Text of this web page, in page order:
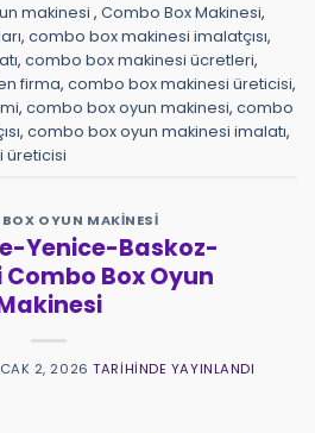
makinesi , Combo Box Makinesi,
, combo box makinesi imalatçısı,
, combo box makinesi ücretleri,
firma, combo box makinesi üreticisi,
, combo box oyun makinesi, combo
, combo box oyun makinesi imalatı,
üreticisi
OYUN MAKINESI
Yenice-Baskoz-
Box Oyun
2, 2026 TARIHINDE YAYINLANDI